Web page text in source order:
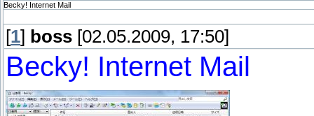
Becky! Internet Mail
[1] boss [02.05.2009, 17:50]
Becky! Internet Mail